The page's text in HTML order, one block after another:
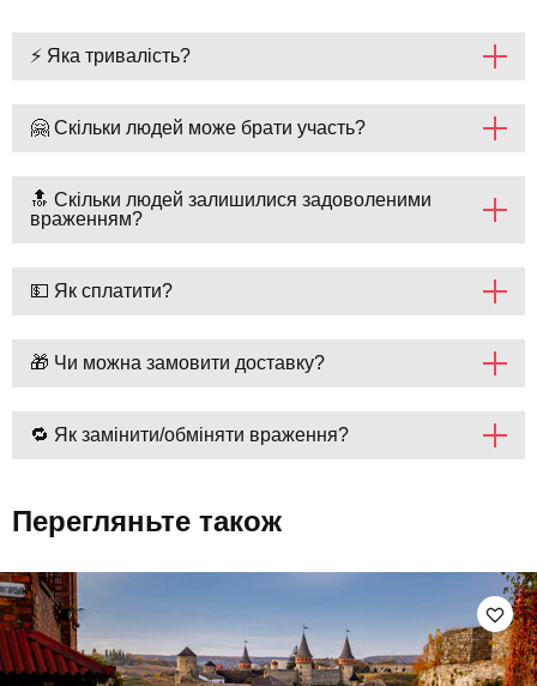
⚡ Яка тривалість?
🤗 Скільки людей може брати участь?
🔝 Скільки людей залишилися задоволеними
враженням?
💵 Як сплатити?
🎁 Чи можна замовити доставку?
🔁 Як замінити/обміняти враження?
Перегляньте також